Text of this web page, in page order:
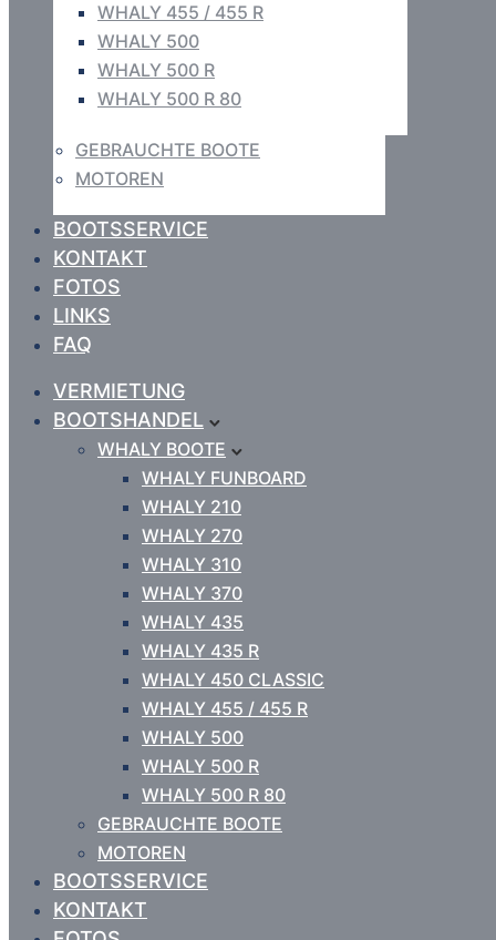
WHALY 455 / 455 R
WHALY 500
WHALY 500 R
WHALY 500 R 80
GEBRAUCHTE BOOTE
MOTOREN
BOOTSSERVICE
KONTAKT
FOTOS
LINKS
FAQ
VERMIETUNG
BOOTSHANDEL
WHALY BOOTE
WHALY FUNBOARD
WHALY 210
WHALY 270
WHALY 310
WHALY 370
WHALY 435
WHALY 435 R
WHALY 450 CLASSIC
WHALY 455 / 455 R
WHALY 500
WHALY 500 R
WHALY 500 R 80
GEBRAUCHTE BOOTE
MOTOREN
BOOTSSERVICE
KONTAKT